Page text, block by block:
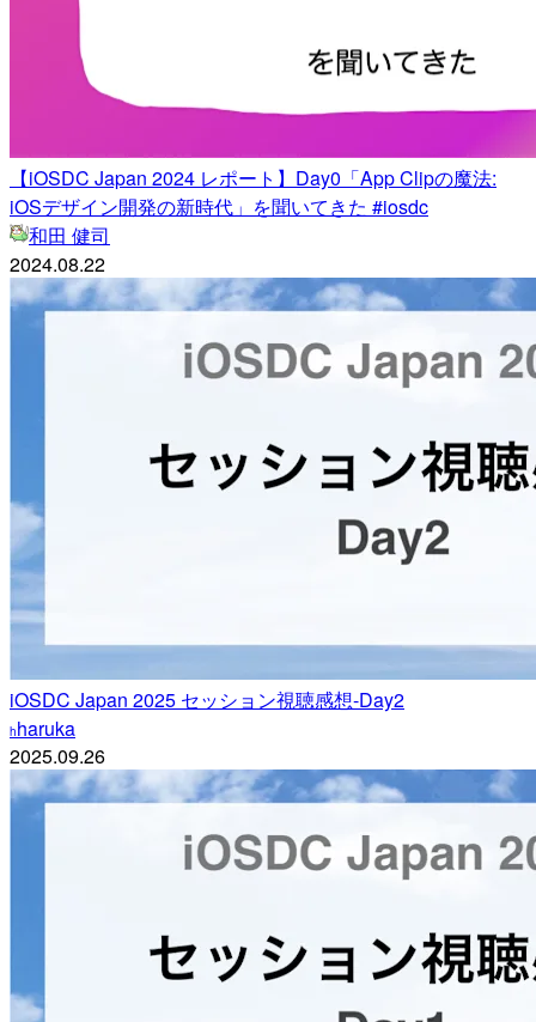
【iOSDC Japan 2024 レポート】Day0「App Clipの魔法:
iOSデザイン開発の新時代」を聞いてきた #iosdc
和田 健司
2024.08.22
iOSDC Japan 2025 セッション視聴感想-Day2
hharuka
2025.09.26